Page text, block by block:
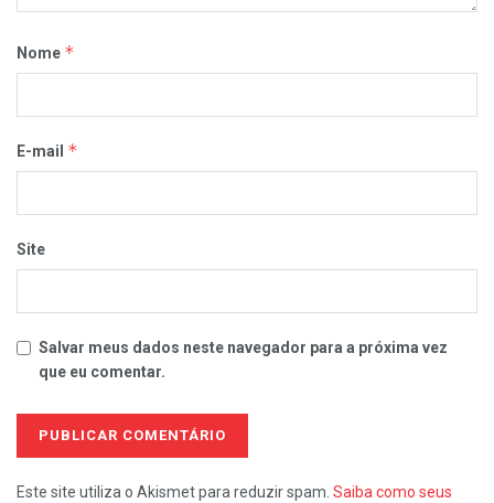
Nome *
E-mail *
Site
Salvar meus dados neste navegador para a próxima vez
que eu comentar.
Este site utiliza o Akismet para reduzir spam. Saiba como seus